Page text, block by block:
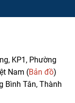
KP1, Phường
Nam (Bản đồ)
Bình Tân, Thành